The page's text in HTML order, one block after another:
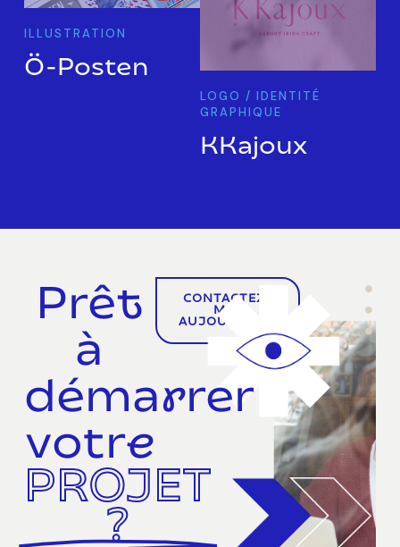
ILLUSTRATION
Ö-Posten
LOGO / IDENTITÉ
GRAPHIQUE
KKajoux
Prêt
à
démarrer
votre
PROJET
?
CONTACTEZ-
MOI
AUJOURD'HUI